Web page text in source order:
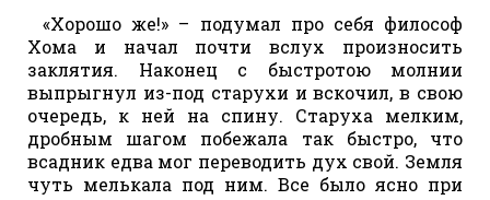
«Хорошо же!» – подумал про себя философ
Хома и начал почти вслух произносить
заклятия. Наконец с быстротою молнии
выпрыгнул из-под старухи и вскочил, в свою
очередь, к ней на спину. Старуха мелким,
дробным шагом побежала так быстро, что
всадник едва мог переводить дух свой. Земля
чуть мелькала под ним. Все было ясно при